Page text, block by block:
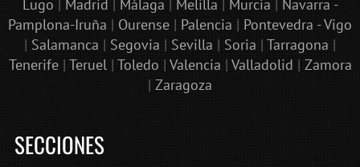
Lugo | Madrid | Málaga | Melilla | Murcia | Navarra -
Pamplona-Iruña | Ourense | Palencia | Pontevedra - Vigo
| Salamanca | Segovia | Sevilla | Soria | Tarragona |
Tenerife| Teruel| Toledo | Valencia | Valladolid | Zamora
| Zaragoza
SECCIONES